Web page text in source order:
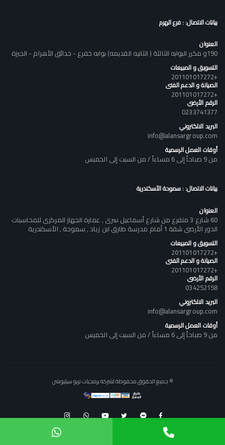
بيانات الاتصال: : فرع الهرم
العنوان
190و مكرر البوابه الثالثة ( الثانيه القديمه) بوابه خفرع - حدائق الأهرام - الجيزة
التسويق و المبيعات
+201101017272
الصيانة و الدعم الفنى
+201101017272
الرقم الأرضى
0233741377
البريد الالكتروني
info@alansargroup.com
أوقات العمل الرسمية
من 9 صباحاً إلى 6 مساءاً / من السبت إلى الخميس
بيانات الاتصال: : سموحة الأسكندرية
العنوان
60 شارع 3 متفرع من شارع أسماعيل سرى , عمارة الجهاز المركزى للمحاسبات
الدور الأرضى شقة 1 أمام مدرسة طارق ابن زياد , سموحة , الأسكندرية
التسويق و المبيعات
+201101017272
الصيانة و الدعم الفنى
+201101017272
الرقم الأرضى
034252158
البريد الالكتروني
info@alansargroup.com
أوقات العمل الرسمية
من 9 صباحاً إلى 6 مساءاً / من السبت إلى الخميس
© جميع الحقوق محفوظة لشركة برمجيات تربو سيليوشن